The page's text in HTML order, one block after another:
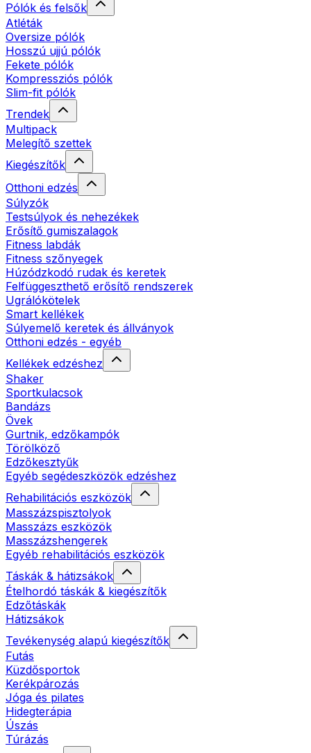
Pólók és felsők
Atléták
Oversize pólók
Hosszú ujjú pólók
Fekete pólók
Kompressziós pólók
Slim-fit pólók
Trendek
Multipack
Melegítő szettek
Kiegészítők
Otthoni edzés
Súlyzók
Testsúlyok és nehezékek
Erősítő gumiszalagok
Fitness labdák
Fitness szőnyegek
Húzódzkodó rudak és keretek
Felfüggeszthető erősítő rendszerek
Ugrálókötelek
Smart kellékek
Súlyemelő keretek és állványok
Otthoni edzés - egyéb
Kellékek edzéshez
Shaker
Sportkulacsok
Bandázs
Övek
Gurtnik, edzőkampók
Törölköző
Edzőkesztyűk
Egyéb segédeszközök edzéshez
Rehabilitációs eszközök
Masszázspisztolyok
Masszázs eszközök
Masszázshengerek
Egyéb rehabilitációs eszközök
Táskák & hátizsákok
Ételhordó táskák & kiegészítők
Edzőtáskák
Hátizsákok
Tevékenység alapú kiegészítők
Futás
Küzdősportok
Kerékpározás
Jóga és pilates
Hidegterápia
Úszás
Túrázás